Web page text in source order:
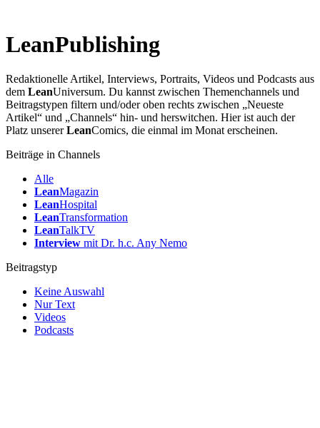
LeanPublishing
Redaktionelle Artikel, Interviews, Portraits, Videos und Podcasts aus
dem LeanUniversum. Du kannst zwischen Themenchannels und
Beitragstypen filtern und/oder oben rechts zwischen „Neueste
Artikel“ und „Channels“ hin- und herswitchen. Hier ist auch der
Platz unsererLeanComics, die einmal im Monat erscheinen.
Beiträge in Channels
Alle
LeanMagazin
LeanHospital
LeanTransformation
LeanTalkTV
Interview mit Dr. h.c. Any Nemo
Beitragstyp
Keine Auswahl
Nur Text
Videos
Podcasts